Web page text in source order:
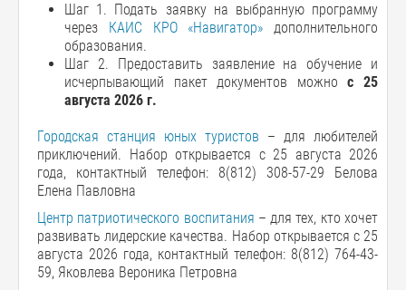
Шаг 1. Подать заявку на выбранную программу
через КАИС КРО «Навигатор» дополнительного
образования.
Шаг 2. Предоставить заявление на обучение и
исчерпывающий пакет документов можнос 25
августа 2026 г.
Городская станция юных туристов – для любителей
приключений. Набор открывается с 25 августа 2026
года, контактный телефон: 8(812) 308-57-29 Белова
Елена Павловна
Центр патриотического воспитания – для тех, кто хочет
развивать лидерские качества. Набор открывается с 25
августа 2026 года, контактный телефон: 8(812) 764-43-
59, Яковлева Вероника Петровна